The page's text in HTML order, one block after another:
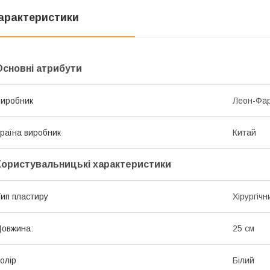
атрибути
Леон-
виробник Китай
характеристики
пластиру
25 см
Білий